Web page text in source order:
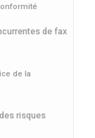
de fax
de la
risques